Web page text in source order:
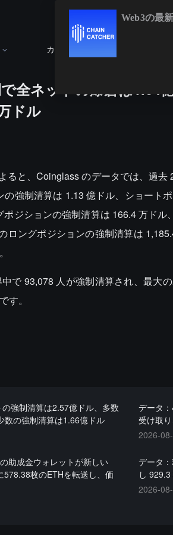
カレンダー
全ネットの爆倉は1.64
ドル
ると、Coinglass のデータでは、過
の強制清算は 1.13 億ドル、ショート
ジションの強制清算は 166.4 万ド
ロングポジションの強制清算は
で 93,078 人が強制清算され、最大
す。
強制清算は2.57億ドル、多数
数の強制清算は1.66億ドル
データ
受け取
2026-
助成金ウォレットが新しい
枚のETHを転送し、価
データ
し 929.3
2026-
Web3の最